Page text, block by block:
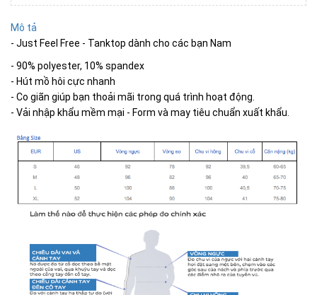
Mô tả
- Just Feel Free - Tanktop dành cho các bạn Nam
- 90% polyester, 10% spandex
- Hút mồ hôi cực nhanh
- Co giãn giúp bạn thoải mãi trong quá trình hoạt động.
- Vải nhập khẩu mềm mại - Form và may tiêu chuẩn xuất khẩu.